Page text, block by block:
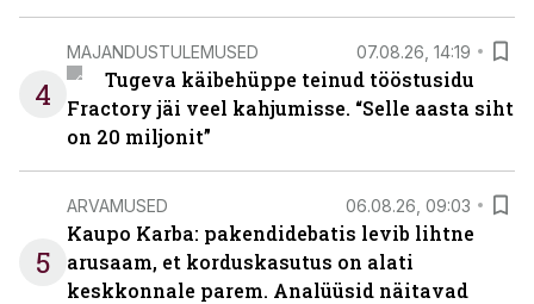
4
MAJANDUSTULEMUSED 07.08.26, 14:19
Tugeva käibehüppe teinud tööstusidu
Fractory jäi veel kahjumisse. “Selle aasta siht
on 20 miljonit”
5
ARVAMUSED 06.08.26, 09:03
Kaupo Karba: pakendidebatis levib lihtne
arusaam, et korduskasutus on alati
keskkonnale parem. Analüüsid näitavad